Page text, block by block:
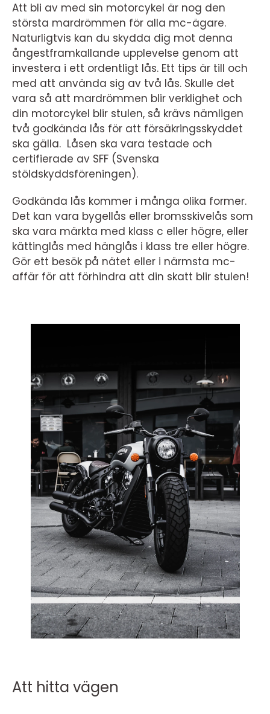
Att bli av med sin motorcykel är nog den
största mardrömmen för alla mc-ägare.
Naturligtvis kan du skydda dig mot denna
ångestframkallande upplevelse genom att
investera i ett ordentligt lås. Ett tips är till och
med att använda sig av två lås. Skulle det
vara så att mardrömmen blir verklighet och
din motorcykel blir stulen, så krävs nämligen
två godkända lås för att försäkringsskyddet
ska gälla. Låsen ska vara testade och
certifierade av SFF (Svenska
stöldskyddsföreningen).
Godkända lås kommer i många olika former.
Det kan vara bygellås eller bromsskivelås som
ska vara märkta med klass c eller högre, eller
kättinglås med hänglås i klass tre eller högre.
Gör ett besök på nätet eller i närmsta mc-
affär för att förhindra att din skatt blir stulen!
Att hitta vägen